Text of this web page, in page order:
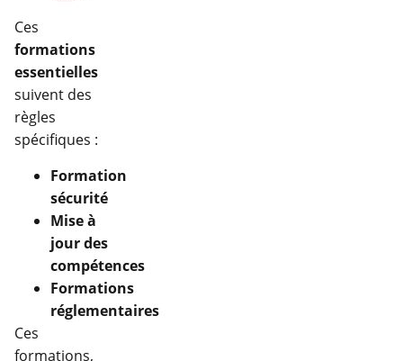
Ces
formations
essentielles
suivent des
règles
spécifiques :
Formation
sécurité
Mise à
jour des
compétences
Formations
réglementaires
Ces
formations,